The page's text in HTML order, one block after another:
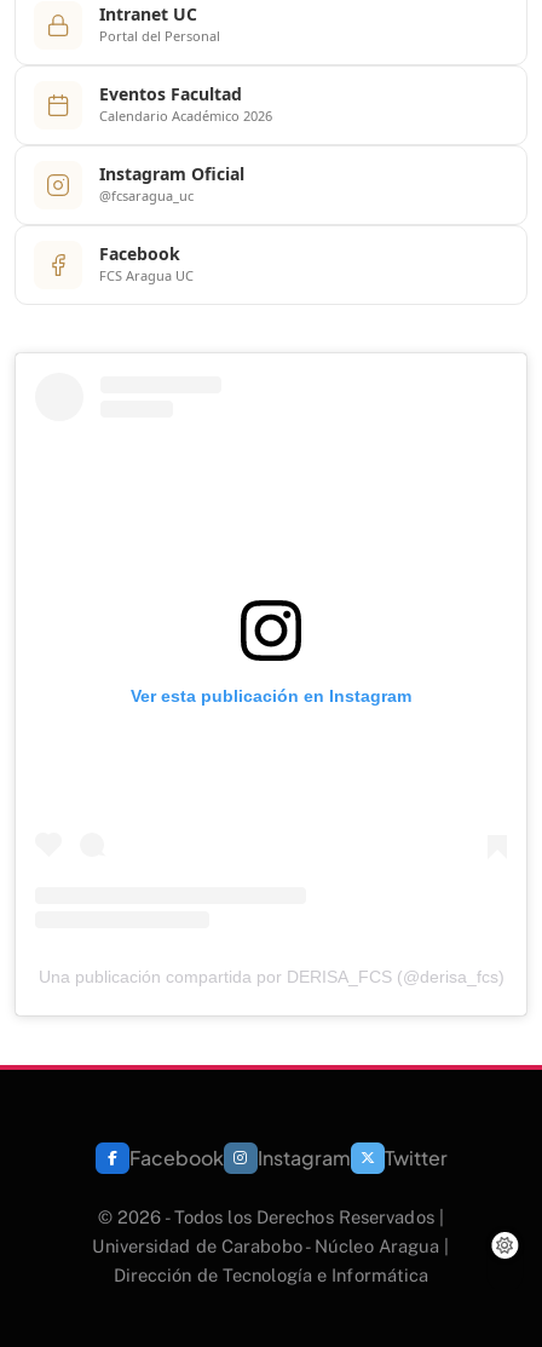
Intranet UC
Portal del Personal
Eventos Facultad
Calendario Académico 2026
Instagram Oficial
@fcsaragua_uc
Facebook
FCS Aragua UC
Ver esta publicación en Instagram
Una publicación compartida por DERISA_FCS (@derisa_fcs)
Facebook Instagram Twitter
© 2026 - Todos los Derechos Reservados |
Universidad de Carabobo - Núcleo Aragua |
Dirección de Tecnología e Informática